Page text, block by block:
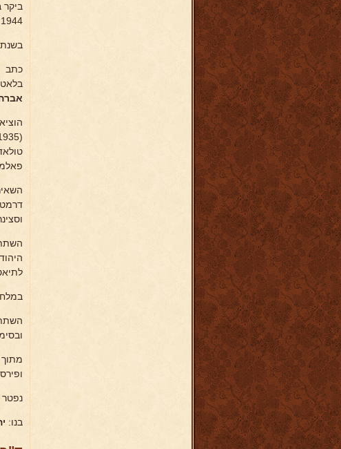
1944 חבר מערבת "דבר" ו"דבר השבוע". כותב מסות, פאליאטונים ובקורת על תיאטרון, קולנוע וספרות.
בשנת 1950 היה חבר הועד של אגודת העתונאים העברים בארץ. חבר הפאן-הקלוב העברי.
כתב
פאלמן"
נפטר בתל-
בנו: